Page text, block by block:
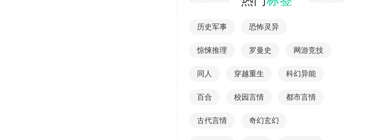
历史军事 恐怖灵异
惊悚推理 罗曼史 网游竞技
同人 穿越重生 科幻异能
百合 校园言情 都市言情
古代言情 奇幻玄幻